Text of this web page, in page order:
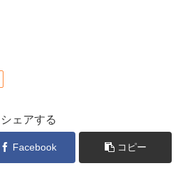
シェアする
Facebook コピー